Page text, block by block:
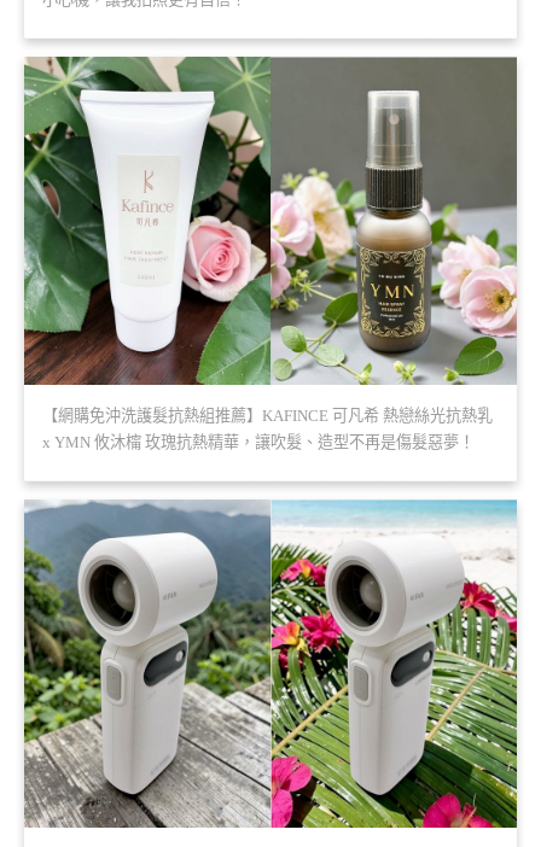
【網購免沖洗護髮抗熱組推薦】KAFINCE 可凡希 熱戀絲光抗熱乳
x YMN 攸沐橣 玫瑰抗熱精華，讓吹髮、造型不再是傷髮惡夢！